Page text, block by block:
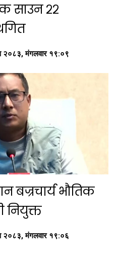
साउन २२
२०८३, मंगलवार १९:०९
बज्रचार्य भौतिक
नियुक्त
२०८३, मंगलवार १९:०६